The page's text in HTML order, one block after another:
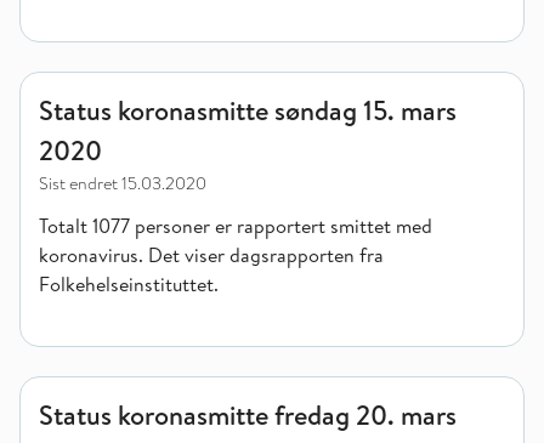
Status koronasmitte søndag 15. mars 2020
Status koronasmitte søndag 15. mars
2020
Sist endret15.03.2020
Totalt 1077 personer er rapportert smittet med
koronavirus. Det viser dagsrapporten fra
Folkehelseinstituttet.
Status koronasmitte fredag 20. mars 2020
Status koronasmitte fredag 20. mars